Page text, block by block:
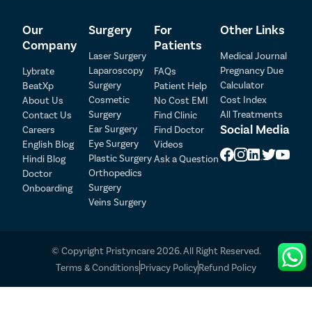
तुमच्या ACL शस्त्रक्रियेच्या खर्चावर परिणाम करणारे अनेक घटक आहेत,
ज्यामध्ये इम्प्लांटचा प्रकार, शस्त्रक्रिया करणार्‍या सर्जनचे सामान्य शुल्क,
शस्त्रक्रियेसाठी वापरल्या जाणार्‍या ऍनेस्थेसियाचा प्रकार आणि रुग्णाला
PCL (पोस्टरियर) सारख्या इतर कोणत्याही दुखापती असल्यास क्रूसीएट
लिगामेंट). तुमच्या केससाठी ACL अश्रू शस्त्रक्रियेचा अंदाजे खर्च
मिळवण्यासाठी तुम्ही आमच्या टीमशी संपर्क साधू शकता.
कुसगाव बुद्रुक मधील ACL अश्रु
शस्त्रक्रियेसाठी सर्वोत्तम क्लिनिक प्रिस्टिन
केअर येथे अपॉइंटमेंट कशी बुक करावी?
कुसगाव बुद्रुक मधील तुमच्या ACL टियर ट्रीटमेंट किंवा
कॉल करा किंवा “तुमचा अपॉइंटमेंट फॉर्म बुक करा” वरून तुमची अपॉइंटमेंट
शेड्यूल करा. कुसगाव बुद्रुक मधील आमच्या तज्ञ ऑर्थोपेडिक डॉक्टरांना
भेटा आणि तुमच्या ACL चीरासाठी सर्वात योग्य उपचारांबद्दल चर्चा करा. जर
Our
Company
Lybrate
BeatXp
About Us
Contact Us
Careers
English Blog
Hindi Blog
Doctor
Onboarding
Surgery
Laser Surgery
Laparoscopy
Surgery
Cosmetic
Surgery
Ear Surgery
Eye Surgery
Plastic Surgery
Orthopedics
Surgery
Veins Surgery
For
Patients
FAQs
Patient Help
No Cost EMI
Find Clinic
Find Doctor
Videos
Ask a Question
Other Links
Medical Journal
Pregnancy Due
Calculator
Cost Index
All Treatments
Social Media
© Copyright Pristyncare 2026. All Right Reserved.
Terms & ConditionsPrivacy PolicyRefund Policy
Patient Detail
Patient Name
Mobile Number
Select Disease
OTP
Total Payable
Pay Later